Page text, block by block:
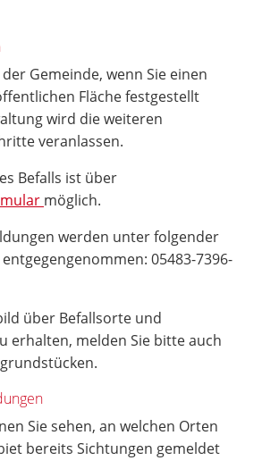
Gemeinde, wenn Sie einen
Fläche festgestellt
wird die weiteren
veranlassen.
Befalls ist über
möglich.
werden unter folgender
05483-7396-
über Befallsorte und
erhalten, melden Sie bitte auch
Sie sehen, an welchen Orten
bereits Sichtungen gemeldet